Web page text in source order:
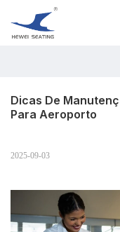
Dicas De
Para Aeroporto
2025-09-03